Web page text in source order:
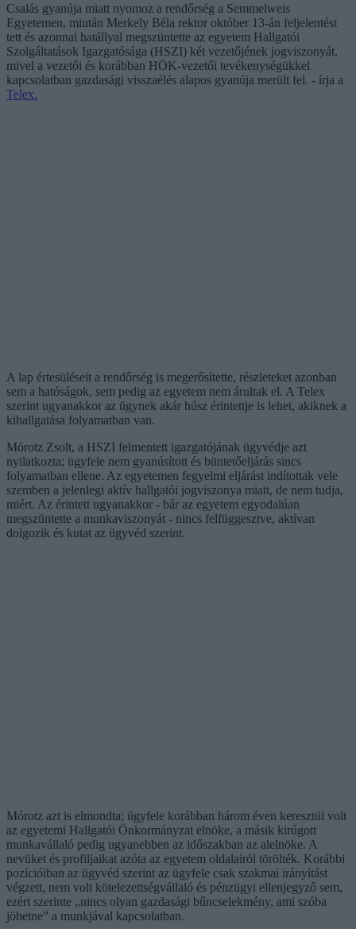
Csalás gyanúja miatt nyomoz a rendőrség a Semmelweis
Egyetemen, miután Merkely Béla rektor október 13-án feljelentést
tett és azonnai hatállyal megszüntette az egyetem Hallgatói
Szolgáltatások Igazgatósága (HSZI) két vezetőjének jogviszonyát,
mivel a vezetői és korábban HÖK-vezetői tevékenységükkel
kapcsolatban gazdasági visszaélés alapos gyanúja merült fel. - írja a
Telex.
A lap értesüléseit a rendőrség is megerősítette, részleteket azonban
sem a hatóságok, sem pedig az egyetem nem árultak el. A Telex
szerint ugyanakkor az ügynek akár húsz érintettje is lehet, akiknek a
kihallgatása folyamatban van.
Mórotz Zsolt, a HSZI felmentett igazgatójának ügyvédje azt
nyilatkozta; ügyfele nem gyanúsított és büntetőeljárás sincs
folyamatban ellene. Az egyetemen fegyelmi eljárást indítottak vele
szemben a jelenlegi aktív hallgatói jogviszonya miatt, de nem tudja,
miért. Az érintett ugyanakkor - bár az egyetem egyodalúan
megszüntette a munkaviszonyát - nincs felfüggesztve, aktívan
dolgozik és kutat az ügyvéd szerint.
Mórotz azt is elmondta; ügyfele korábban három éven keresztül volt
az egyetemi Hallgatói Önkormányzat elnöke, a másik kirúgott
munkavállaló pedig ugyanebben az időszakban az alelnöke. A
nevüket és profiljaikat azóta az egyetem oldalairól törölték. Korábbi
pozícióiban az ügyvéd szerint az ügyfele csak szakmai irányítást
végzett, nem volt kötelezettségvállaló és pénzügyi ellenjegyző sem,
ezért szerinte „nincs olyan gazdasági bűncselekmény, ami szóba
jöhetne” a munkjával kapcsolatban.